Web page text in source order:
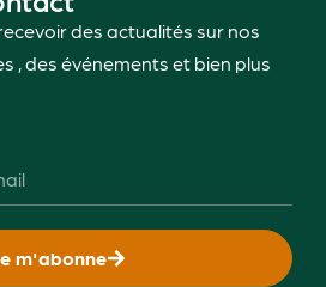
des actualités sur nos
, des événements et bien plus
m'abonne